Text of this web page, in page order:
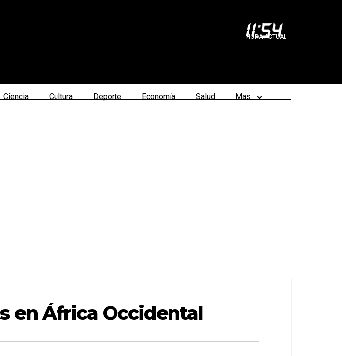
11:54
HORA ACTUAL
Ciencia Cultura Deporte Economía Salud Mas
en África Occidental